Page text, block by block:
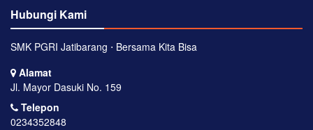
Hubungi Kami
SMK PGRI Jatibarang ⋅ Bersama Kita Bisa
Alamat
Jl. Mayor Dasuki No. 159
Telepon
0234352848